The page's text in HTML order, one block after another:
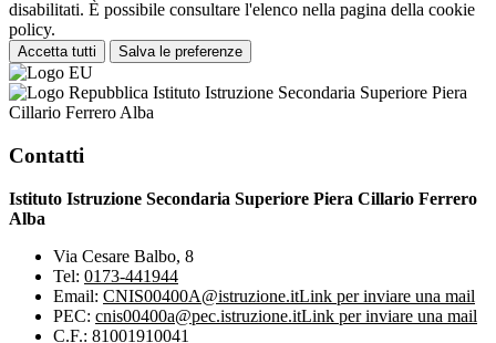
disabilitati. È possibile consultare l'elenco nella pagina della cookie
policy.
Accetta tutti Salva le preferenze
Istituto Istruzione Secondaria Superiore Piera
Cillario Ferrero Alba
Contatti
Istituto Istruzione Secondaria Superiore Piera Cillario Ferrero
Alba
Via Cesare Balbo, 8
Tel: 0173-441944
Email: CNIS00400A@istruzione.itLink per inviare una mail
PEC: cnis00400a@pec.istruzione.itLink per inviare una mail
C.F.: 81001910041